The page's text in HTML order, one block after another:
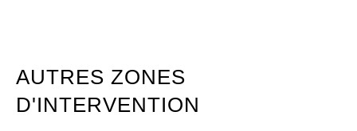
AUTRES ZONES
D'INTERVENTION